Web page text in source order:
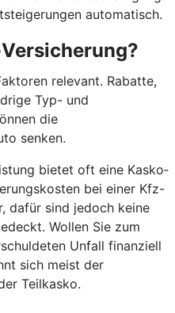
automatisch.
relevant. Rabatte,
Typ- und
die
senken.
bietet oft eine Kasko­
bei einer Kfz-
dafür sind jedoch keine
Wollen Sie zum
Unfall finanziell
sich meist der
Teilkasko.